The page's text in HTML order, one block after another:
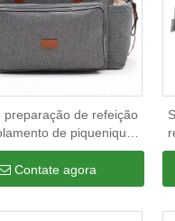
preparação de refeição
de piquenique
grande Sacos de
com isolamento térmico
com suporte
Contate agora